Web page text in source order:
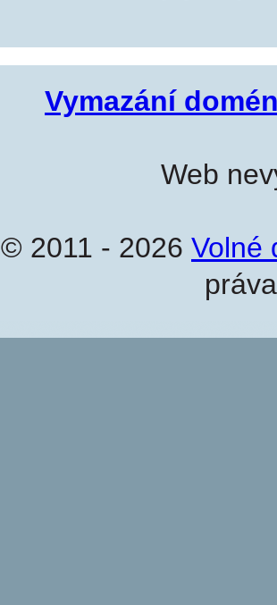
Vymazání
Web
© 2011 - 2026 Volné